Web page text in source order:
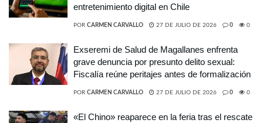
entretenimiento digital en Chile
POR CARMEN CARVALLO 27 DE JULIO DE 2026 0 0
Exseremi de Salud de Magallanes enfrenta
grave denuncia por presunto delito sexual:
Fiscalía reúne peritajes antes de formalización
POR CARMEN CARVALLO 27 DE JULIO DE 2026 0 0
«El Chino» reaparece en la feria tras el rescate